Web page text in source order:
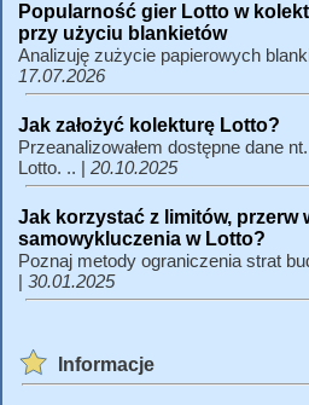
Popularność gier Lotto w
przy użyciu blankietów
Analizuję zużycie papierowych
17.07.2026
Jak założyć kolekturę Lotto?
Przeanalizowałem dostępne dane
Lotto. .. | 20.10.2025
Jak korzystać z limitów, przerw
samowykluczenia w Lotto?
Poznaj metody ograniczenia strat
| 30.01.2025
Informacje